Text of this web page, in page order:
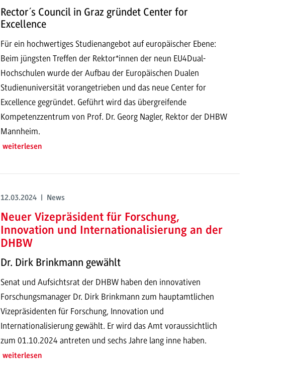
Rector´s Council in Graz gründet Center for
Excellence
Für ein hochwertiges Studienangebot auf europäischer Ebene:
Beim jüngsten Treffen der Rektor*innen der neun EU4Dual-
Hochschulen wurde der Aufbau der Europäischen Dualen
Studienuniversität vorangetrieben und das neue Center for
Excellence gegründet. Geführt wird das übergreifende
Kompetenzzentrum von Prof. Dr. Georg Nagler, Rektor der DHBW
Mannheim.
weiterlesen
12.03.2024 | News
Neuer Vizepräsident für Forschung,
Innovation und Internationalisierung an der
DHBW
Dr. Dirk Brinkmann gewählt
Senat und Aufsichtsrat der DHBW haben den innovativen
Forschungsmanager Dr. Dirk Brinkmann zum hauptamtlichen
Vizepräsidenten für Forschung, Innovation und
Internationalisierung gewählt. Er wird das Amt voraussichtlich
zum 01.10.2024 antreten und sechs Jahre lang inne haben.
weiterlesen